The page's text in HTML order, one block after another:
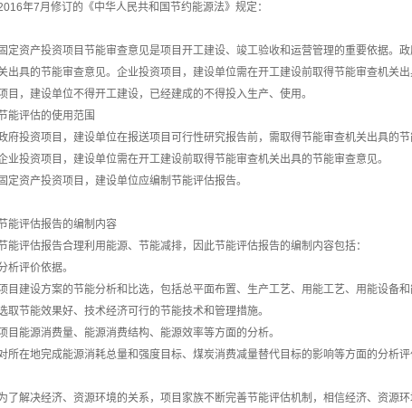
年7月修订的《中华人民共和国节约能源法》规定：
固定资产投资项目节能审查意见是项目开工建设、竣工验收和运营管理的重要依据。
出具的节能审查意见。企业投资项目，建设单位需在开工建设前取得节能审查机关
目，建设单位不得开工建设，已经建成的不得投入生产、使用。
能评估的使用范围
府投资项目，建设单位在报送项目可行性研究报告前，需取得节能审查机关出具的节
业投资项目，建设单位需在开工建设前取得节能审查机关出具的节能审查意见。
固定资产投资项目，建设单位应编制节能评估报告。
能评估报告的编制内容
能评估报告合理利用能源、节能减排，因此节能评估报告的编制内容包括：
析评价依据。
目建设方案的节能分析和比选，包括总平面布置、生产工艺、用能工艺、用能设备和
取节能效果好、技术经济可行的节能技术和管理措施。
目能源消费量、能源消费结构、能源效率等方面的分析。
所在地完成能源消耗总量和强度目标、煤炭消费减量替代目标的影响等方面的分析评
了解决经济、资源环境的关系，项目家族不断完善节能评估机制，相信经济、资源环